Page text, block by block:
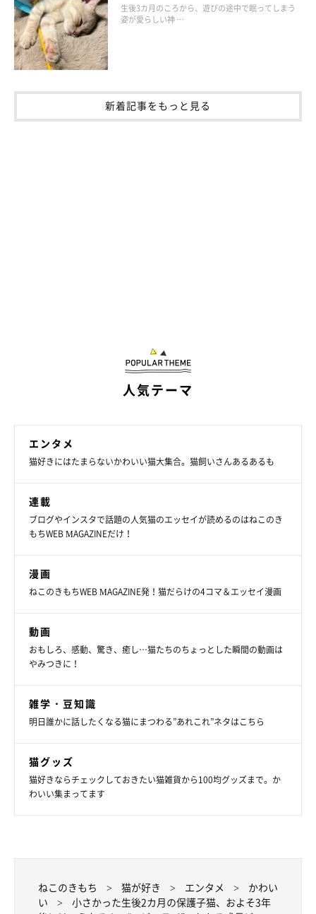
「本当はシャイで優しいコ」
う。普段は絶対に添い寝はしないといいますが、飼い主さんが体
す。
六太くんの存在に感謝
生後3カ月のころから、遊びの途中で眠ってしまう
姿が愛らしい神 …
新着記事をもっと見る
人気テーマ
エンタメ
猫好きにはたまらないかわいい猫大集合。猫飼いさんあるあるも
連載
ブログやインスタで話題の人気猫のエッセイが読めるのはねこのき
もちWEB MAGAZINEだけ！
漫画
ねこのきもちWEB MAGAZINE発！猫だらけの4コマ＆エッセイ漫画
動画
おもしろ、感動、驚き、癒し…猫たちのちょっとした瞬間の動画は
やみつきに！
雑学・豆知識
明日誰かに話したくなる猫にまつわる”あれこれ”ネタはこちら
猫グッズ
猫好きならチェックしておきたい猫雑貨から100均グッズまで。か
わいい集まってます
ねこのきもち 猫が好き エンタメ
かわい
い
小さかった生後2カ月の保護子猫、およそ3年